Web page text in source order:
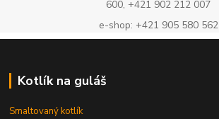
600, +421 902 212 007
e-shop: +421 905 580 562
Kotlík na guláš
Smaltovaný kotlík